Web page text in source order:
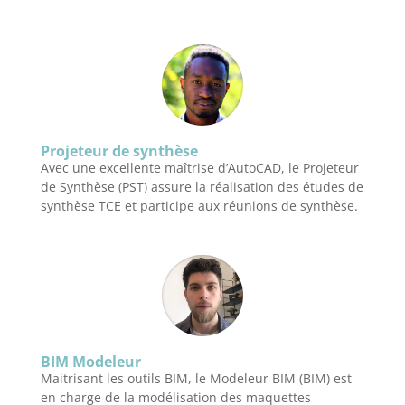
Projeteur de synthèse
Avec une excellente maîtrise d’AutoCAD, le Projeteur
de Synthèse (PST) assure la réalisation des études de
synthèse TCE et participe aux réunions de synthèse.
BIM Modeleur
Maitrisant les outils BIM, le Modeleur BIM (BIM) est
en charge de la modélisation des maquettes